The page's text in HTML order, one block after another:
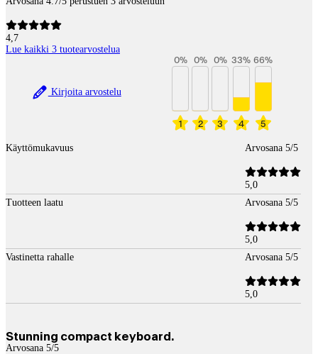
4,7
Lue kaikki 3 tuotearvostelua
Kirjoita arvostelu
1
0%
2
0%
3
0%
4
33%
5
66%
Käyttömukavuus Arvosana 5/5
5,0
Tuotteen laatu
Arvosana 5/5
5,0
Vastinetta rahalle
Arvosana 5/5
5,0
Stunning compact keyboard.
Arvosana 5/5